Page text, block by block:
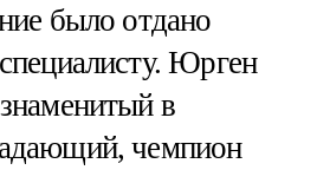
было отдано
Юрген
в
чемпион